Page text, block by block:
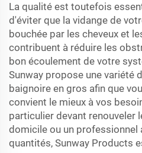
La qualité est toutefois
d'éviter que la vidange de
bouchée par les cheveux et
contribuent à réduire les
bon écoulement de votre
Sunway propose une variété
baignoire en gros afin que
convient le mieux à vos
particulier devant renouveler
domicile ou un professionnel
quantités, Sunway Products